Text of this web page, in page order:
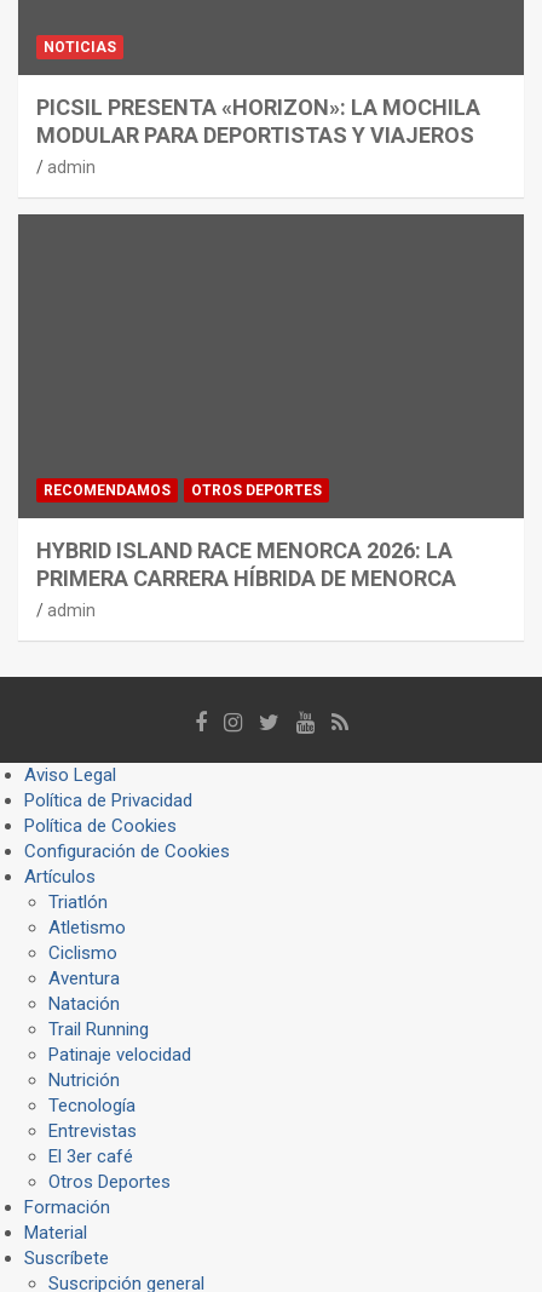
NOTICIAS
PICSIL PRESENTA «HORIZON»: LA MOCHILA
MODULAR PARA DEPORTISTAS Y VIAJEROS
admin
RECOMENDAMOS OTROS DEPORTES
HYBRID ISLAND RACE MENORCA 2026: LA
PRIMERA CARRERA HÍBRIDA DE MENORCA
admin
Aviso Legal
Política de Privacidad
Política de Cookies
Configuración de Cookies
Artículos
Triatlón
Atletismo
Ciclismo
Aventura
Natación
Trail Running
Patinaje velocidad
Nutrición
Tecnología
Entrevistas
El 3er café
Otros Deportes
Formación
Material
Suscríbete
Suscripción general